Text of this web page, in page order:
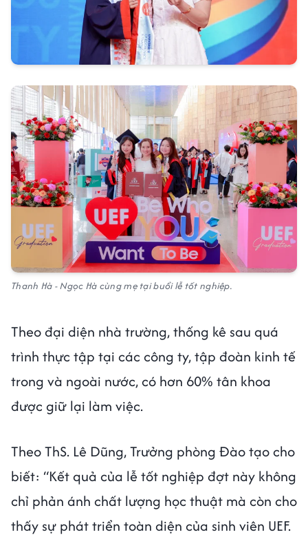
Thanh Hà - Ngọc Hà cùng mẹ tại buổi lễ tốt nghiệp.
Theo đại diện nhà trường, thống kê sau quá
trình thực tập tại các công ty, tập đoàn kinh tế
trong và ngoài nước, có hơn 60% tân khoa
được giữ lại làm việc.
Theo ThS. Lê Dũng, Trưởng phòng Đào tạo cho
biết: “Kết quả của lễ tốt nghiệp đợt này không
chỉ phản ánh chất lượng học thuật mà còn cho
thấy sự phát triển toàn diện của sinh viên UEF.